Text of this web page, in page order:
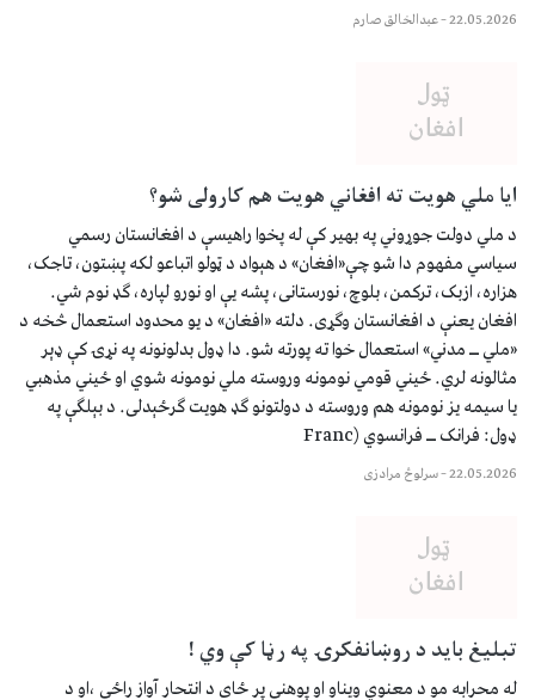
22.05.2026
–عبدالخالق صارم
ایا ملي هویت ته افغاني هویت هم کارولی شو؟
د ملي دولت جوړوني په بهیر کې له پخوا راهیسې د افغانستان رسمي
سیاسي مفهوم دا شو چې«افغان» د هېواد د ټولو اتباعو لکه پښتون، تاجک،
هزاره، ازبک، ترکمن، بلوچ، نورستانی، پشه یې او نورو لپاره، ګډ نوم شي.
افغان یعنې د افغانستان وګړی. دلته «افغان» د یو محدود استعمال څخه د
«ملي ــ مدني» استعمال خوا ته پورته شو. دا ډول بدلونونه په نړۍ کې ډېر
مثالونه لري. ځیني قومي نومونه وروسته ملي نومونه شوي او ځیني مذهبي
یا سیمه یز نومونه هم وروسته د دولتونو ګډ هویت ګرځېدلی. د بېلګې په
ډول: فرانک ــ فرانسوي (Franc
22.05.2026
–سرلوڅ مرادزی
تبليغ بايد د روښانفکرۍ په رڼا کې وي !
له محرابه مو د معنوي ویناو او پوهني پر ځای د انتحار آواز راځي ،او د